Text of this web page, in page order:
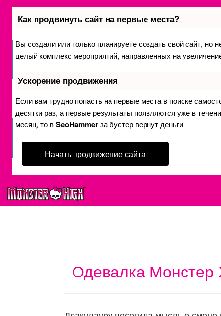
Как продвинуть сайт на первые места?
Вы создали или только планируете создать свой сайт, но
целый комплекс мероприятий, направленных на
Ускорение продвижения
Если вам трудно попасть на первые места в поиске
десятки раз, а первые результаты появляются уже в
месяц, то вSeoHammerза бустер вернут деньги.
Начать продвижение сайта
Одевалка Монстер